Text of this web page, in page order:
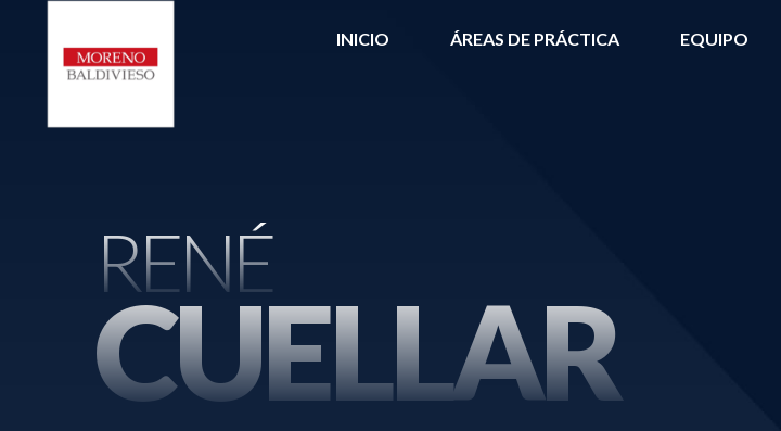
INICIO ÁREAS DE PRÁCTICA EQUIPO
RENÉ
CUELLAR